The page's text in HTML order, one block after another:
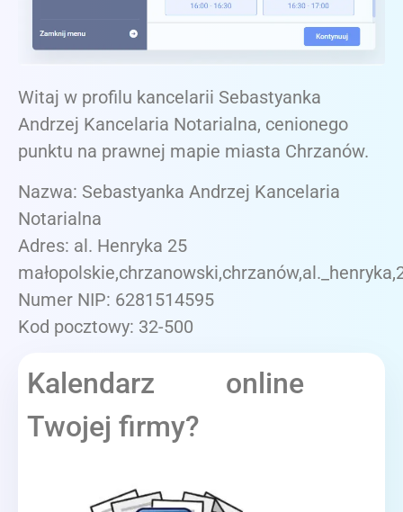
Witaj w profilu kancelarii Sebastyanka
Andrzej Kancelaria Notarialna, cenionego
punktu na prawnej mapie miasta Chrzanów.
Nazwa: Sebastyanka Andrzej Kancelaria
Notarialna
Adres: al. Henryka 25
Numer NIP: 6281514595
Kod pocztowy: 32-500
Kalendarz online
Twojej firmy?